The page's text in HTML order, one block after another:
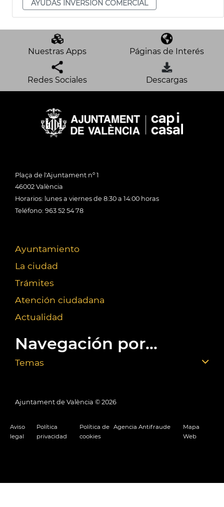
AYUDAS INVERSIÓN COMERCIAL
Nuestras Apps Páginas de Interés
Redes Sociales Descargas
Plaça de l'Ajuntament nº 1
46002 València
Horarios: lunes a viernes de 8:30 a 14:00 horas
Teléfono: 963 52 54 78
Ayuntamiento
La ciudad
Trámites
Atención ciudadana
Actualidad
Navegación por...
Temas
Ajuntament de València © 2026
Aviso
legal
Política
privacidad
Política de
cookies
Agencia Antifraude
Mapa
Web